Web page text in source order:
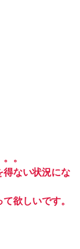
。
得ない状況にな
欲しいです。